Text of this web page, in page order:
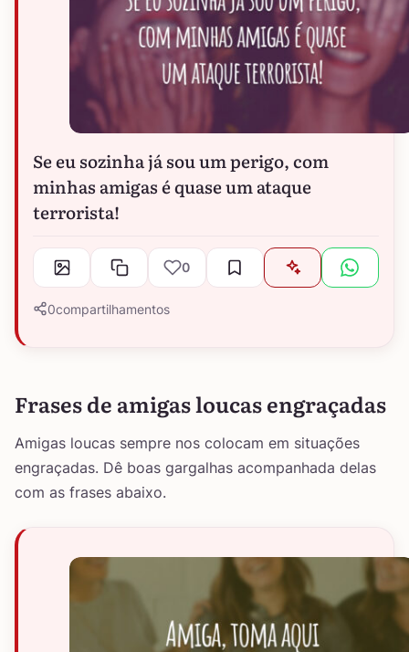
Se eu sozinha já sou um perigo, com
minhas amigas é quase um ataque
terrorista!
0
0compartilhamentos
Frases de amigas loucas engraçadas
Amigas loucas sempre nos colocam em situações
engraçadas. Dê boas gargalhas acompanhada delas
com as frases abaixo.